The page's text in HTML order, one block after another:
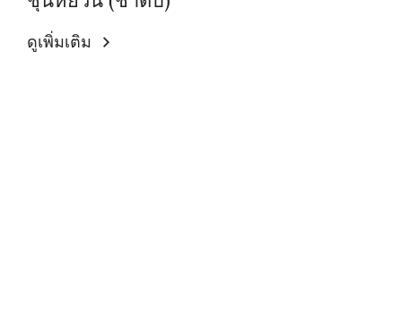
ดูเพิ่มเติม